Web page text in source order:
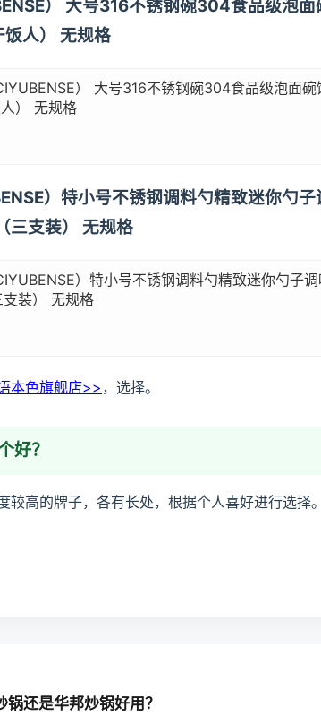
） 大号316不锈钢碗304食品级泡
人） 无规格
） 大号316不锈钢碗304食品级泡面
） 无规格
）特小号不锈钢调料勺精致迷你勺
三支装） 无规格
）特小号不锈钢调料勺精致迷你勺子
装） 无规格
本色旗舰店>> ，选择。
好？
较高的牌子，各有长处，根据个人喜好进行选择。
还是华邦炒锅好用？